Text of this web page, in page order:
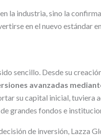
la industria, sino la
en el nuevo estándar
sencillo. Desde su
avanzadas
su capital inicial, tuviera
grandes fondos e
de inversión, Lazza